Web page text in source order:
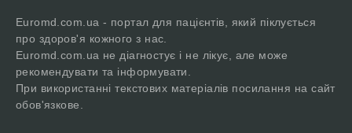
Euromd.com.ua - портал для пацієнтів, який піклується
про здоров'я кожного з нас.
Euromd.com.ua не діагностує і не лікує, але може
рекомендувати та інформувати.
При використанні текстових матеріалів посилання на сайт
обов'язкове.